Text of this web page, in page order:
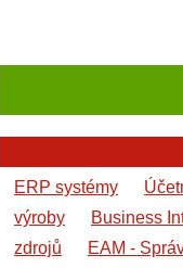
ERP systémy
výroby
Business
zdrojů
EAM -